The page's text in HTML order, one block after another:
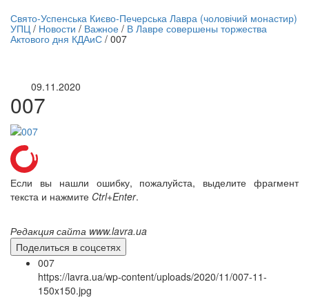
трансляция | 12 сентября
трансляции
Свято-Успенська Києво-Печерська Лавра (чоловічий монастир)
УПЦ / Новости / Важное / В Лавре совершены торжества
Актового дня КДАиС / 007
09.11.2020
007
Если вы нашли ошибку, пожалуйста, выделите фрагмент
текста и нажмите Ctrl+Enter.
Редакция сайта www.lavra.ua
Поделиться в соцсетях
007
https://lavra.ua/wp-content/uploads/2020/11/007-11-
150x150.jpg